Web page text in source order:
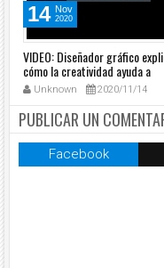
14 Nov
2020
VIDEO: Diseñador gráfico
cómo la creatividad ayuda a
encontrar a Dios
Unknown 2020/11/14
PUBLICAR UN
Facebook